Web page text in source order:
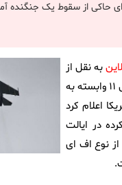
حاکی از سقوط یک جنگنده
به نقل از
نووستی، گروه هوایی ۱۱ وابسته به
اعلام کرد
در ایالت
نوع اف ای